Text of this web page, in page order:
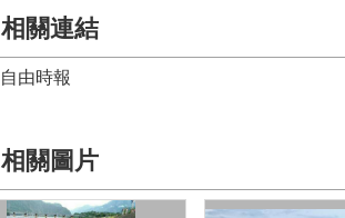
相關連結
自由時報
相關圖片